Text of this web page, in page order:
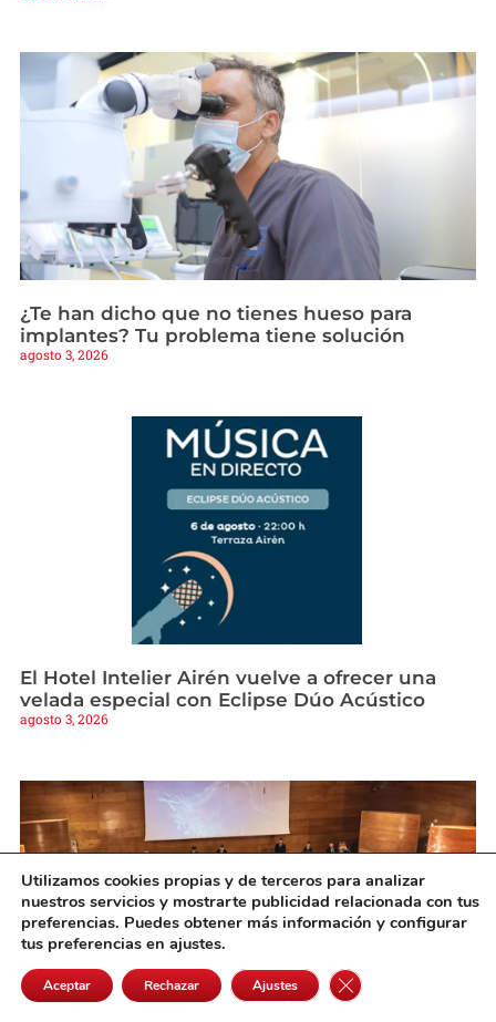
¿Te han dicho que no tienes hueso para
implantes? Tu problema tiene solución
agosto 3, 2026
El Hotel Intelier Airén vuelve a ofrecer una
velada especial con Eclipse Dúo Acústico
agosto 3, 2026
Utilizamos cookies propias y de terceros para analizar
nuestros servicios y mostrarte publicidad relacionada con tus
preferencias. Puedes obtener más información y configurar
tus preferencias en ajustes.
Aceptar Rechazar Ajustes Cerrar el banner de